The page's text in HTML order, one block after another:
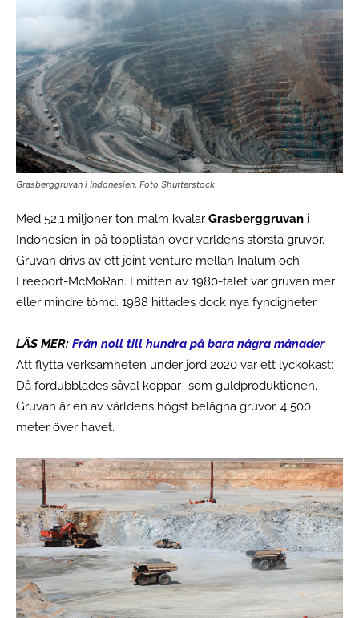
Grasberggruvan i Indonesien. Foto Shutterstock
Med 52,1 miljoner ton malm kvalar Grasberggruvan i
Indonesien in på topplistan över världens största gruvor.
Gruvan drivs av ett joint venture mellan Inalum och
Freeport-McMoRan. I mitten av 1980-talet var gruvan mer
eller mindre tömd. 1988 hittades dock nya fyndigheter.
LÄS MER: Från noll till hundra på bara några månader
Att flytta verksamheten under jord 2020 var ett lyckokast:
Då fördubblades såväl koppar- som guldproduktionen.
Gruvan är en av världens högst belägna gruvor, 4 500
meter över havet.